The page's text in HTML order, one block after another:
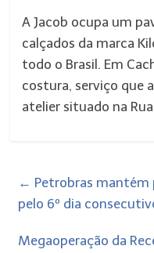
A Jacob ocupa um
calçados da marca
todo o Brasil. Em
costura, serviço que
atelier situado na
← Petrobras mantém
pelo 6º dia
Megaoperação da